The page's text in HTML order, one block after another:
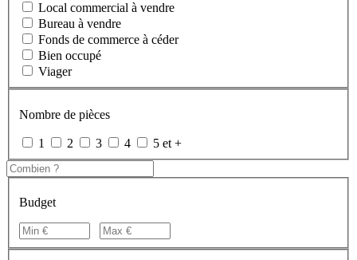
Local commercial à vendre
Bureau à vendre
Fonds de commerce à céder
Bien occupé
Viager
Nombre de pièces
1 2 3 4 5 et +
Budget